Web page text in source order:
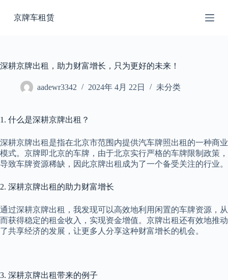
过
京牌车租赁
深耕京牌出租，助力财富增长，只为更好的未来！
aadewr3342 2024年 4月 22日 未分类
1. 什么是深耕京牌出租？
深耕京牌出租是指在北京市范围内提供汽车牌照出租的一种商业
模式。京牌即北京的车牌，由于北京实行严格的车牌限制政策，
导致车牌资源稀缺，因此京牌出租成为了一个备受关注的行业。
2. 深耕京牌出租的助力财富增长
通过深耕京牌出租，我发现可以高效地利用闲置的车牌资源，从
而获得稳定的租金收入，实现资金增值。京牌出租还有效地推动
了共享经济的发展，让更多人分享这种财富增长的机会。
3. 深耕京牌出租带来的例子